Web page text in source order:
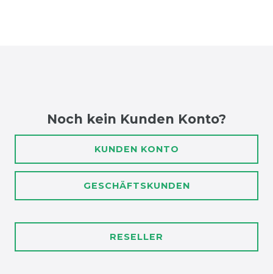
Noch kein Kunden Konto?
KUNDEN KONTO
GESCHÄFTSKUNDEN
RESELLER